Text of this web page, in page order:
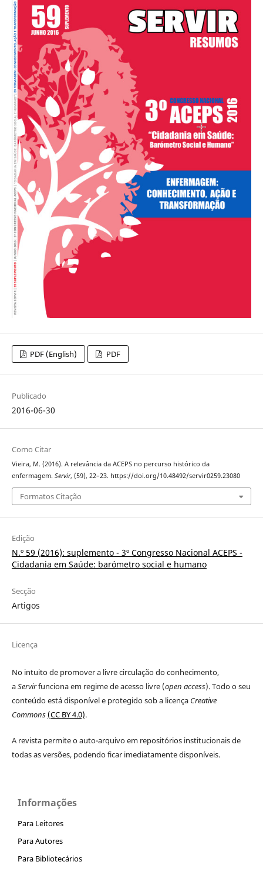
PDF (English) PDF
Publicado
2016-06-30
Como Citar
Vieira, M. (2016). A relevância da ACEPS no percurso histórico da
enfermagem. Servir, (59), 22–23. https://doi.org/10.48492/servir0259.23080
Formatos Citação
Edição
N.º 59 (2016): suplemento - 3º Congresso Nacional ACEPS -
Cidadania em Saúde: barómetro social e humano
Secção
Artigos
Licença
No intuito de promover a livre circulação do conhecimento,
aServirfunciona em regime de acesso livre (open access). Todo o seu
conteúdo está disponível e protegido sob a licença Creative
Commons(CC BY 4.0).
A revista permite o auto-arquivo em repositórios institucionais de
todas as versões, podendo ficar imediatamente disponíveis.
Informações
Para Leitores
Para Autores
Para Bibliotecários